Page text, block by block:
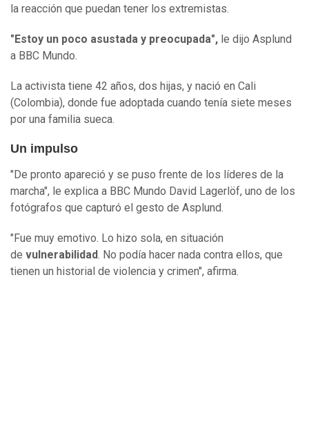
la reacción que puedan tener los extremistas.
"Estoy un poco asustada y preocupada", le dijo Asplund
a BBC Mundo.
La activista tiene 42 años, dos hijas, y nació en Cali
(Colombia), donde fue adoptada cuando tenía siete meses
por una familia sueca.
Un impulso
"De pronto apareció y se puso frente de los líderes de la
marcha", le explica a BBC Mundo David Lagerlöf, uno de los
fotógrafos que capturó el gesto de Asplund.
"Fue muy emotivo. Lo hizo sola, en situación
de vulnerabilidad. No podía hacer nada contra ellos, que
tienen un historial de violencia y crimen", afirma.